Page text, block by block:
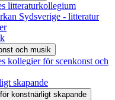
litteraturkollegium
Sydsverige - litteratur
och musik
kollegier för scenkonst och
skapande
konstnärligt skapande